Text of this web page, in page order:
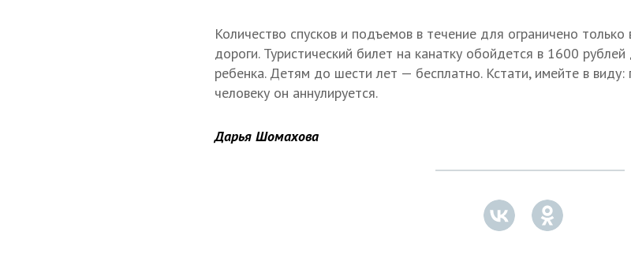
Количество спусков и подъемов в течение для ограничено
дороги. Туристический билет на канатку обойдется в 1600
ребенка. Детям до шести лет — бесплатно. Кстати, имейте в виду:
человеку он аннулируется.
Дарья Шомахова